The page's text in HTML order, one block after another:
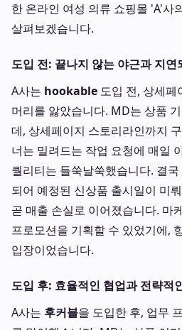
한 온라인 여성 의류 쇼핑몰 'A'사
살펴보겠습니다.
도입 전: 끝나지 않는 야근과 지연
A사는 hookable 도입 전, 상세페
머리를 앓았습니다. MD는 상품
데, 상세페이지 스토리라인까지
너는 밀려드는 작업 요청에 매일
퀄리티는 들쑥날쑥했습니다. 결
되어 예정된 신상품 출시일이 미
곧 매출 손실로 이어졌습니다. 마
프로모션을 기획할 수 있었기에,
입장이었습니다.
도입 후: 효율적인 협업과 전략적
A사는 후커블을 도입한 후, 업무